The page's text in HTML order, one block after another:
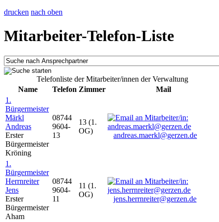
drucken nach oben
Mitarbeiter-Telefon-Liste
Telefonliste der Mitarbeiter/innen der Verwaltung
Name
Telefon Zimmer
Mail
1.
Bürgermeister
Märkl
Andreas
Erster
Bürgermeister
Kröning
08744
9604-
13
13 (1.
OG)
andreas.maerkl@gerzen.de
1.
Bürgermeister
Herrnreiter
Jens
Erster
Bürgermeister
Aham
08744
9604-
11
11 (1.
OG)
jens.herrnreiter@gerzen.de